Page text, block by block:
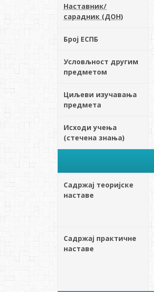
Наставник/
сарадник (ДОН)
Број ЕСПБ
Условљност другим
предметом
Циљеви изучавања
предмета
Исходи учења
(стечена знања)
Садржај теоријске
наставе
Садржај практичне
наставе